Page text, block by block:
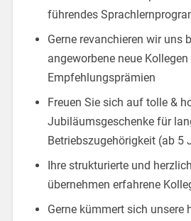
führendes
Gerne revanchieren wir uns
angeworbene neue
Empfehlungsprämien
Freuen Sie sich auf tolle &
Jubiläumsgeschenke für
Betriebszugehörigkeit (ab 5
Ihre strukturierte und
übernehmen erfahrene
Gerne kümmert sich unsere